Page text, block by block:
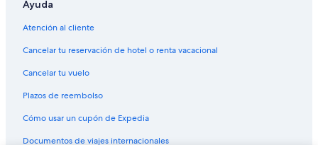
Hoteles con sauna en Zona 9
Ayuda
Atención al cliente
Cancelar tu reservación de hotel o renta vacacional
Cancelar tu vuelo
Plazos de reembolso
Cómo usar un cupón de Expedia
Documentos de viajes internacionales